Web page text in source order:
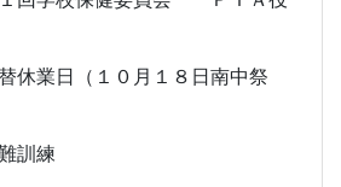
休業日（１０月１８日南中祭
訓練